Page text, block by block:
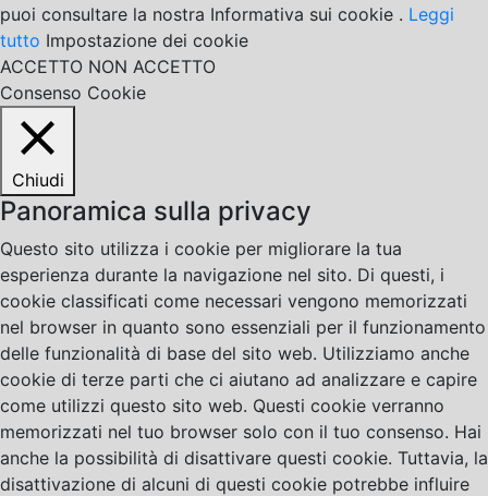
puoi consultare la nostra Informativa sui cookie . Leggi
tutto Impostazione dei cookie
ACCETTO NON ACCETTO
Consenso Cookie
Chiudi
Panoramica sulla privacy
Questo sito utilizza i cookie per migliorare la tua
esperienza durante la navigazione nel sito. Di questi, i
cookie classificati come necessari vengono memorizzati
nel browser in quanto sono essenziali per il funzionamento
delle funzionalità di base del sito web. Utilizziamo anche
cookie di terze parti che ci aiutano ad analizzare e capire
come utilizzi questo sito web. Questi cookie verranno
memorizzati nel tuo browser solo con il tuo consenso. Hai
anche la possibilità di disattivare questi cookie. Tuttavia, la
disattivazione di alcuni di questi cookie potrebbe influire